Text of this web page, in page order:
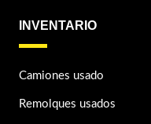
INVENTARIO
Camiones usado
Remolques usados